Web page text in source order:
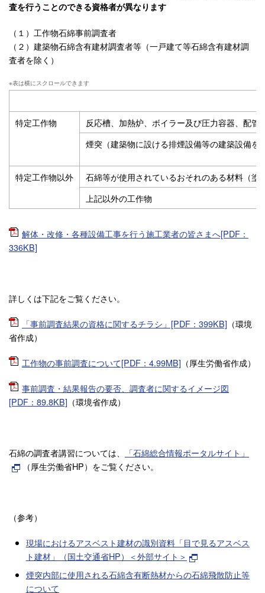
査を行うことのできる資格者が異なります
（１）工作物石綿事前調査者
（２）建築物石綿含有建材調査者等（一戸建て等石綿含有建材調
査者を除く）
特定工作物
反応槽、加熱炉、ボイラー及び圧力容器、配
煙突（建築物に設ける排煙設備等の建築設備
特定工作物以外
石綿等が使用されているおそれのある材料（
上記以外の工作物
解体・改修・各種設備工事を行う施工業者の皆さまへ[PDF：
336KB]
詳しくは下記をご覧ください。
「事前調査結果の資格に関するチラシ」[PDF：399KB] （環境
省作成）
工作物の事前調査について[PDF：4.99MB] （厚生労働省作成）
事前調査・結果報告の要否、調査者に関するイメージ図
[PDF：89.8KB] （環境省作成）
石綿の調査者講習については、
「石綿総合情報ポータルサイト」
（厚生労働省HP）をご覧ください。
（参考）
現場におけるアスベスト建材の識別資料「目で見るアスベス
ト建材」（国土交通省HP）＜外部サイト＞
煙突内部に使用される石綿含有断熱材からの石綿飛散防止等
について